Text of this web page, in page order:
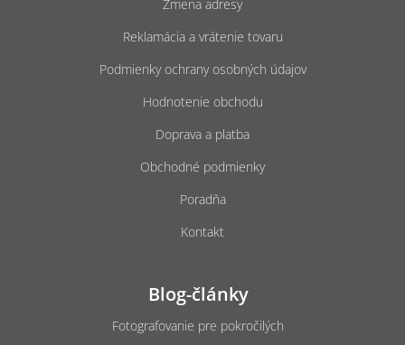
Zmena adresy
Reklamácia a vrátenie tovaru
Podmienky ochrany osobných údajov
Hodnotenie obchodu
Doprava a platba
Obchodné podmienky
Poradňa
Kontakt
Blog-články
Fotografovanie pre pokročilých